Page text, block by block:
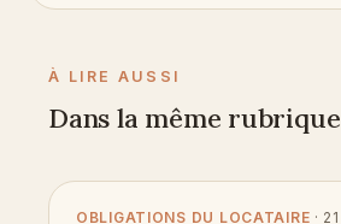
À LIRE AUSSI
Dans la même rubrique
OBLIGATIONS DU LOCATAIRE ·